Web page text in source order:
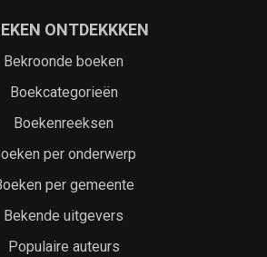
ONTDEKKKEN
Bekroonde boeken
Boekcategorieën
Boekenreeksen
per onderwerp
per gemeente
Bekende uitgevers
Populaire auteurs